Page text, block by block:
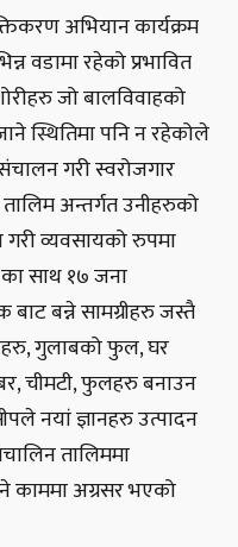
अभियान कार्यक्रम
वडामा रहेको प्रभावित
जो बालविवाहको
स्थितिमा पनि न रहेकोले
गरी स्वरोजगार
अन्तर्गत उनीहरुको
व्यवसायको रुपमा
साथ १७ जना
बन्ने सामग्रीहरु जस्तै
गुलाबको फुल, घर
चीमटी, फुलहरु बनाउन
नयां ज्ञानहरु उत्पादन
तालिममा
काममा अग्रसर भएको